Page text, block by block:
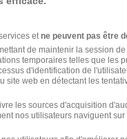
à Frepillon
et ne peuvent pas être
de maintenir la session
temporaires telles que les
d'identification de
site web en détectant les
les sources d'acquisition
nos utilisateurs naviguent sur